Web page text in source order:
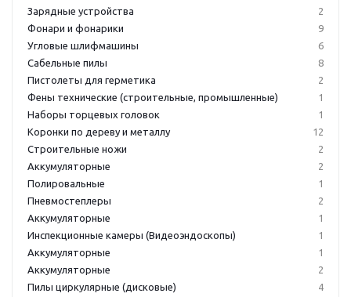
Зарядные устройства
2
Фонари и фонарики
9
Угловые шлифмашины
6
Сабельные пилы
8
Пистолеты для герметика
2
Фены технические (строительные, промышленные)
1
Наборы торцевых головок
1
Коронки по дереву и металлу
12
Строительные ножи
2
Аккумуляторные
2
Полировальные
1
Пневмостеплеры
2
Аккумуляторные
1
Инспекционные камеры (Видеоэндоскопы)
1
Аккумуляторные
1
Аккумуляторные
2
Пилы циркулярные (дисковые)
4